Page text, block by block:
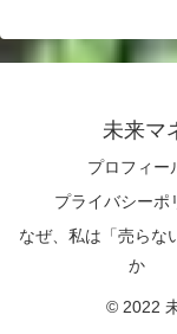
未来マ
プロフィー
プライバシーポ
なぜ、私は「売らな
か
© 2022